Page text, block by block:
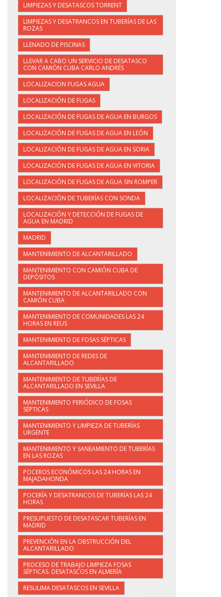
LIMPIEZAS Y DESATASCOS TORRENT
LIMPIEZAS Y DESATRANCOS EN TUBERÍAS DE LAS
ROZAS
LLENADO DE PISCINAS
LLEVAR A CABO UN SERVICIO DE DESATASCO
CON CAMIÓN CUBA CARLO ANDRÉS
LOCALIZACION FUGAS AGUA
LOCALIZACIÓN DE FUGAS
LOCALIZACIÓN DE FUGAS DE AGUA EN BURGOS
LOCALIZACIÓN DE FUGAS DE AGUA EN LEÓN
LOCALIZACIÓN DE FUGAS DE AGUA EN SORIA
LOCALIZACIÓN DE FUGAS DE AGUA EN VITORIA
LOCALIZACIÓN DE FUGAS DE AGUA SIN ROMPER
LOCALIZACIÓN DE TUBERÍAS CON SONDA
LOCALIZACIÓN Y DETECCIÓN DE FUGAS DE
AGUA EN MADRID
MADRID
MANTENIMIENTO DE ALCANTARILLADO
MANTENIMIENTO CON CAMIÓN CUBA DE
DEPÓSITOS
MANTENIMIENTO DE ALCANTARILLADO CON
CAMIÓN CUBA
MANTENIMIENTO DE COMUNIDADES LAS 24
HORAS EN REUS
MANTENIMIENTO DE FOSAS SÉPTICAS
MANTENIMIENTO DE REDES DE
ALCANTARILLADO
MANTENIMIENTO DE TUBERÍAS DE
ALCANTARILLADO EN SEVILLA
MANTENIMIENTO PERIÓDICO DE FOSAS
SÉPTICAS
MANTENIMIENTO Y LIMPIEZA DE TUBERÍAS
URGENTE
MANTENIMIENTO Y SANEAMIENTO DE TUBERÍAS
EN LAS ROZAS
POCEROS ECONÓMICOS LAS 24 HORAS EN
MAJADAHONDA
POCERÍA Y DESATRANCOS DE TUBERÍAS LAS 24
HORAS
PRESUPUESTO DE DESATASCAR TUBERÍAS EN
MADRID
PREVENCIÓN EN LA OBSTRUCCIÓN DEL
ALCANTARILLADO
PROCESO DE TRABAJO LIMPIEZA FOSAS
SÉPTICAS. DESATASCOS EN ALMERÍA
RESULIMA DESATASCOS EN SEVILLA